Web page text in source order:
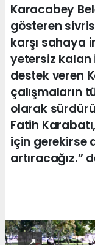
Karacabey
gösteren
karşı sahaya
yetersiz
destek veren
çalışmaların
olarak
Fatih
için gerekirse
artıracağız.”